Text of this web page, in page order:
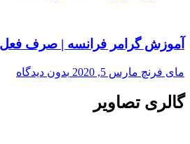
آموزش گرامر فرانسه | صرف فعل
مای فرنچ مارس 5, 2020 بدون دیدگاه
گالری تصاویر